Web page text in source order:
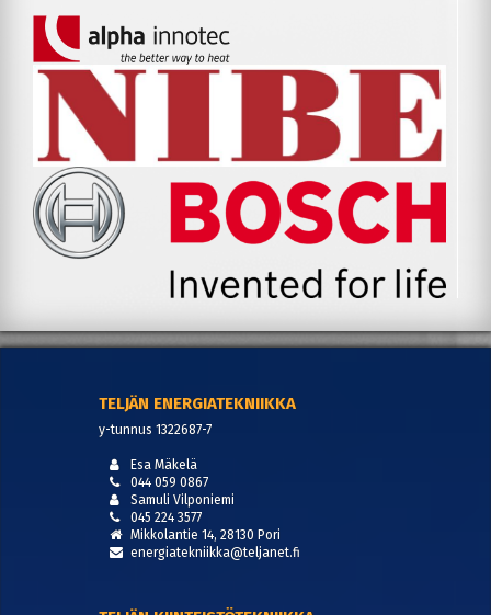
TELJÄN ENERGIATEKNIIKKA
y-tunnus 1322687-7
Esa Mäkelä
044 059 0867
Samuli Vilponiemi
045 224 3577
Mikkolantie 14, 28130 Pori
energiatekniikka@teljanet.fi